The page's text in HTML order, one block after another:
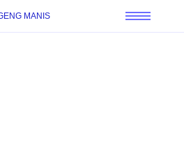
MANIS